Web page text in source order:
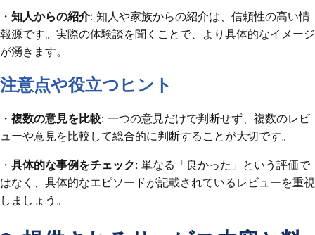
・ 知人からの紹介: 知人や家族からの紹介は、信頼性の高い情
報源です。実際の体験談を聞くことで、より具体的なイメージ
が湧きます。
注意点や役立つヒント
・ 複数の意見を比較: 一つの意見だけで判断せず、複数のレビ
ューや意見を比較して総合的に判断することが大切です。
・ 具体的な事例をチェック: 単なる「良かった」という評価で
はなく、具体的なエピソードが記載されているレビューを重視
しましょう。